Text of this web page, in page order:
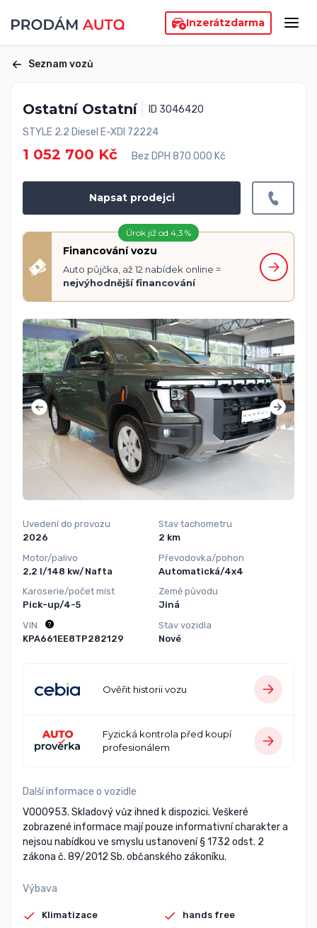
Inzerátzdarma
Seznam vozů
Ostatní Ostatní
ID 3046420
STYLE 2.2 Diesel E-XDI 72224
1 052 700 Kč Bez DPH 870 000 Kč
Napsat prodejci
Úrok již od 4,3 %
Financování vozu
Auto půjčka, až 12 nabídek online =
nejvýhodnější financování
Uvedení do provozu
2026
Motor/palivo
2,2 l/148 kw/Nafta
Karoserie/počet míst
Pick-up/4-5
Stav tachometru
2 km
Převodovka/pohon
Automatická/4x4
Země původu
Jiná
VIN
KPA661EE8TP282129
Stav vozidla
Nové
Ověřit historii vozu
Fyzická kontrola před koupí
profesionálem
Další informace o vozidle
V000953. Skladový vůz ihned k dispozici. Veškeré
zobrazené informace mají pouze informativní charakter a
nejsou nabídkou ve smyslu ustanovení § 1732 odst. 2
zákona č. 89/2012 Sb. občanského zákoníku.
Výbava
Klimatizace hands free